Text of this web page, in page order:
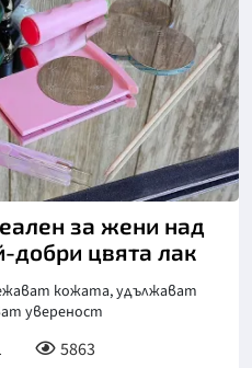
за жени над
добри цвята лак
кожата, удължават
увереност
5863